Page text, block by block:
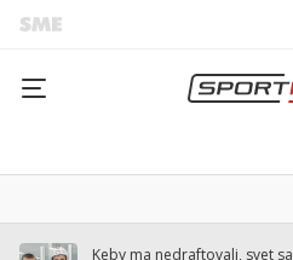
Keby ma nedraftovali, svet sa